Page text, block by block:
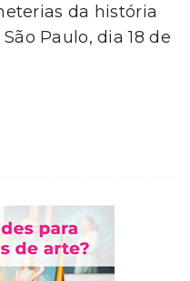
da história
Paulo, dia 18 de